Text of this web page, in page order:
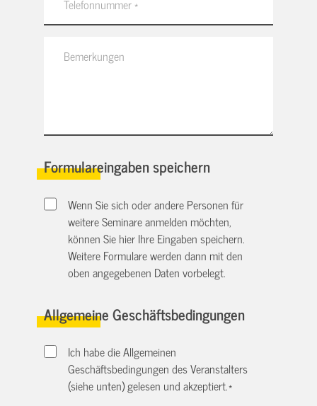
Formulareingaben speichern
Wenn Sie sich oder andere Personen für
weitere Seminare anmelden möchten,
können Sie hier Ihre Eingaben speichern.
Weitere Formulare werden dann mit den
oben angegebenen Daten vorbelegt.
Allgemeine Geschäftsbedingungen
Ich habe die Allgemeinen
Geschäftsbedingungen des Veranstalters
(siehe unten) gelesen und akzeptiert.*